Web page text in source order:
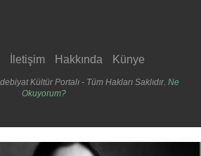
İletişim Hakkında Künye
Kültür Portalı - Tüm Hakları Saklıdır. Ne
Okuyorum?